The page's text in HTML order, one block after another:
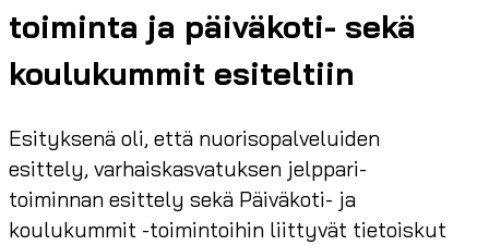
toiminta ja päiväkoti- sekä
koulukummit esiteltiin
Esityksenä oli, että nuorisopalveluiden
esittely, varhaiskasvatuksen jelppari-
toiminnan esittely sekä Päiväkoti- ja
koulukummit -toimintoihin liittyvät tietoiskut